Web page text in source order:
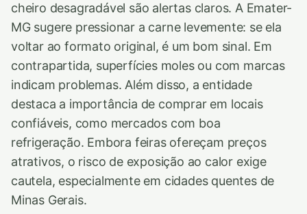
cheiro desagradável são alertas claros. A Emater-
MG sugere pressionar a carne levemente: se ela
voltar ao formato original, é um bom sinal. Em
contrapartida, superfícies moles ou com marcas
indicam problemas. Além disso, a entidade
destaca a importância de comprar em locais
confiáveis, como mercados com boa
refrigeração. Embora feiras ofereçam preços
atrativos, o risco de exposição ao calor exige
cautela, especialmente em cidades quentes de
Minas Gerais.